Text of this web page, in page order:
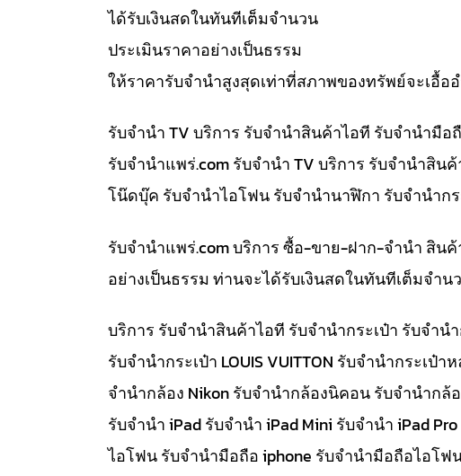
ได้รับเงินสดในทันทีเต็มจำนวน
ประเมินราคาอย่างเป็นธรรม
ให้ราคารับจำนำสูงสุดเท่าที่สภาพของทรัพย์จะเอื้อ
รับจำนำ TV บริการ รับจำนำสินค้าไอที รับจำนำมื
รับจํานําแพร่.com รับจำนำ TV บริการ รับจำนำสิ
โน๊ดบุ๊ค รับจำนำไอโฟน รับจำนำนาฬิกา รับจำนำก
รับจํานําแพร่.com บริการ ซื้อ-ขาย-ฝาก-จำนำ สิน
อย่างเป็นธรรม ท่านจะได้รับเงินสดในทันทีเต็มจำ
บริการ รับจำนำสินค้าไอที รับจำนำกระเป๋า รับจำน
รับจำนำกระเป๋า LOUIS VUITTON รับจำนำกระเ
จำนำกล้อง Nikon รับจำนำกล้องนิคอน รับจำนำกล้
รับจำนำ iPad รับจำนำ iPad Mini รับจำนำ iPad
ไอโฟน รับจำนำมือถือ iphone รับจำนำมือถือไอโ